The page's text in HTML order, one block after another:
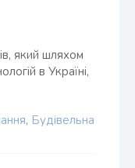
який шляхом
в Україні,
, Будівельна